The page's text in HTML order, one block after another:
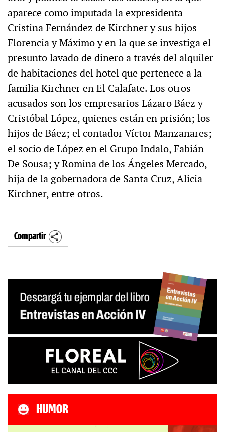
aparece como imputada la expresidenta
Cristina Fernández de Kirchner y sus hijos
Florencia y Máximo y en la que se investiga el
presunto lavado de dinero a través del alquiler
de habitaciones del hotel que pertenece a la
familia Kirchner en El Calafate. Los otros
acusados son los empresarios Lázaro Báez y
Cristóbal López, quienes están en prisión; los
hijos de Báez; el contador Víctor Manzanares;
el socio de López en el Grupo Indalo, Fabián
De Sousa; y Romina de los Ángeles Mercado,
hija de la gobernadora de Santa Cruz, Alicia
Kirchner, entre otros.
Compartir
HUMOR